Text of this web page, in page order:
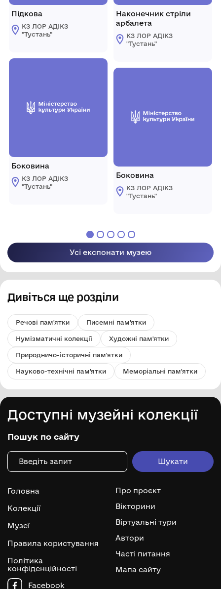
Підкова
КЗ ЛОР АДІКЗ
"Тустань"
Боковина
КЗ ЛОР АДІКЗ
"Тустань"
Наконечник стріли
арбалета
КЗ ЛОР АДІКЗ
"Тустань"
Боковина
КЗ ЛОР АДІКЗ
"Тустань"
Усі експонати музею
Дивіться ще розділи
Речові пам'ятки Писемні пам'ятки
Нумізматичні колекції Художні пам'ятки
Природничо-історичні пам'ятки
Науково-технічні пам'ятки Меморіальні пам'ятки
Доступні музейні колекції
Пошук по сайту
Головна
Колекції
Музеї
Правила користування
Політика
конфіденційності
Про проєкт
Вікторини
Віртуальні тури
Автори
Часті питання
Мапа сайту
Facebook